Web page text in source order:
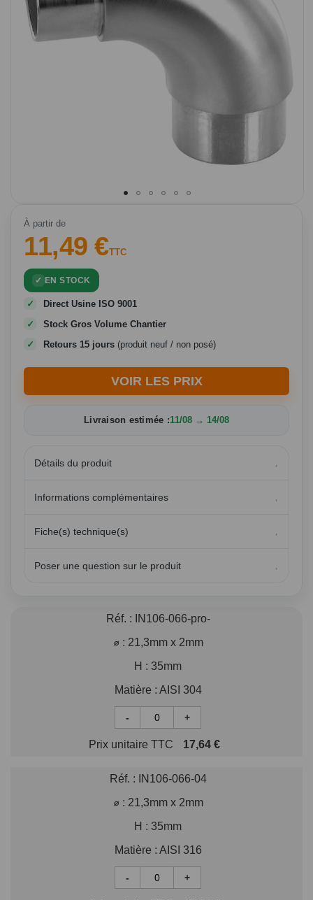
début
Galerie
d’images
À partir de
11,49 €TTC
EN STOCK
Direct Usine ISO 9001
Stock Gros Volume Chantier
Retours 15 jours (produit neuf / non posé)
VOIR LES PRIX
Livraison estimée :11/08 → 14/08
Détails du produit
Informations complémentaires
Fiche(s) technique(s)
Poser une question sur le produit
Réf. :
IN106-066-pro-
⌀ : 21,3mm x 2mm
H : 35mm
Matière : AISI 304
- +
Prix unitaire TTC 17,64 €
Réf. :
IN106-066-04
⌀ : 21,3mm x 2mm
H : 35mm
Matière : AISI 316
- +